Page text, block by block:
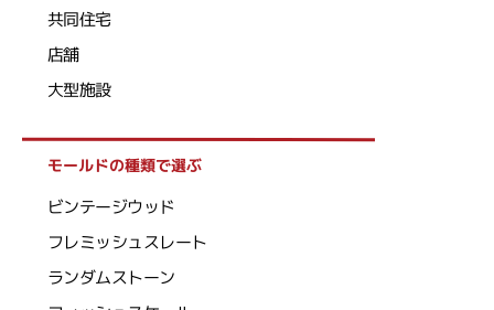
共同住宅
店舗
大型施設
モールドの種類で選ぶ
ビンテージウッド
フレミッシュスレート
ランダムストーン